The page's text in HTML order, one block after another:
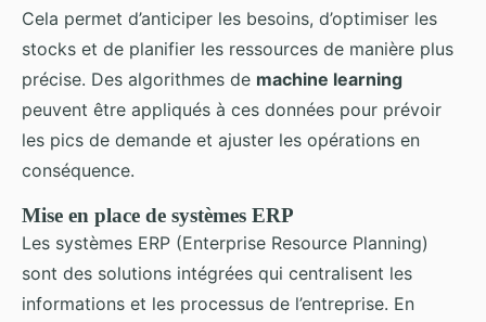
Cela permet d’anticiper les besoins, d’optimiser les
stocks et de planifier les ressources de manière plus
précise. Des algorithmes de machine learning
peuvent être appliqués à ces données pour prévoir
les pics de demande et ajuster les opérations en
conséquence.
Mise en place de systèmes ERP
Les systèmes ERP (Enterprise Resource Planning)
sont des solutions intégrées qui centralisent les
informations et les processus de l’entreprise. En